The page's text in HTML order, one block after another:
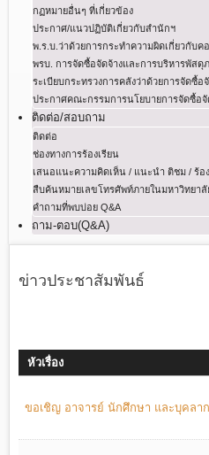
กฏหมายอื่นๆ ที่เกี่ยวข้อง
ประกาศ/แนวปฏิบัติเกี่ยวกับสำนักฯ
พ.ร.บ.ว่าด้วยการกระทําความผิดเกี่ยวกับค
พรบ. การจัดซื้อจัดจ้างและการบริหารพัสดุ
ระเบียบกระทรวงการคลังว่าด้วยการจัดซื้อ
ประกาศคณะกรรมการนโยบายการจัดซื้อ
ติดต่อ/สอบถาม
ติดต่อ
ช่องทางการร้องเรียน
เสนอแนะความคิดเห็น / แนะนำ ติชม / ร้อ
สืบค้นหมายเลขโทรศัพท์ภายในมหาวิทยาลั
คำถามที่พบบ่อย Q&A
ถาม-ตอบ(Q&A)
ข่าวประชาสัมพันธ์
หัวเรื่อง
ขอเชิญ อาจารย์ นักศึกษา และบุคลา